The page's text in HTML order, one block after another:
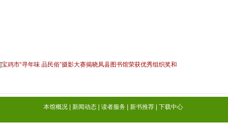
]宝鸡市“寻年味 品民俗”摄影大赛揭晓凤县图书馆荣获优秀组织奖和
本馆概况 新闻动态 读者服务 新书推荐 下载中心